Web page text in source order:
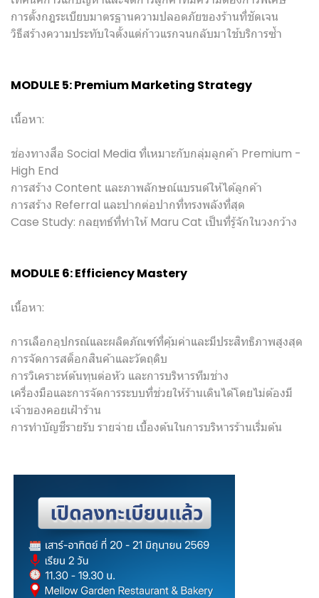
การตั้งกฎระเบียบมาตรฐานความปลอดภัยของร้านที่ชัดเจน
วิธีสร้างความประทับใจตั้งแต่ก้าวแรกจนกลับมาใช้บริการซ้ำ
MODULE 5: Premium Marketing Strategy
เนื้อหา:
ช่องทางสื่อ Social Media ที่เหมาะกับกลุ่มลูกค้า Premium -
High End
การสร้าง Content และภาพลักษณ์แบรนด์ให้ได้ลูกค้า
การสร้าง Referral และปากต่อปากที่ทรงพลังที่สุด
Case Study: กลยุทธ์ที่ทำให้ Maru Cat เป็นที่รู้จักในวงกว้าง
MODULE 6: Efficiency Mastery
เนื้อหา:
การเลือกอุปกรณ์และผลิตภัณฑ์ที่คุ้มค่าและมีประสิทธิภาพสูงสุด
การจัดการสต็อกสินค้าและวัตถุดิบ
การวิเคราะห์ต้นทุนต่อหัว และการบริหารทีมช่าง
เครื่องมือและการจัดการระบบที่ช่วยให้ร้านเดินได้โดยไม่ต้องมี
เจ้าของคอยเฝ้าร้าน
การทำบัญชีรายรับ รายจ่าย เบื้องต้นในการบริหารร้านเริ่มต้น